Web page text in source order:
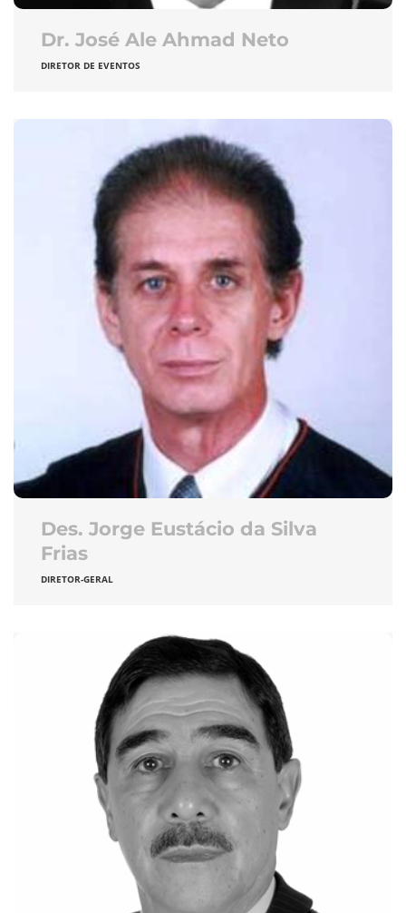
Dr. José Ale Ahmad Neto
DIRETOR DE EVENTOS
Des. Jorge Eustácio da Silva
Frias
DIRETOR-GERAL